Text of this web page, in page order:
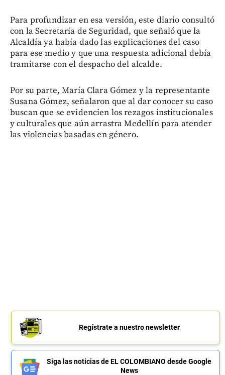
Para profundizar en esa versión, este diario consultó
con la Secretaría de Seguridad, que señaló que la
Alcaldía ya había dado las explicaciones del caso
para ese medio y que una respuesta adicional debía
tramitarse con el despacho del alcalde.
Por su parte, María Clara Gómez y la representante
Susana Gómez, señalaron que al dar conocer su caso
buscan que se evidencien los rezagos institucionales
y culturales que aún arrastra Medellín para atender
las violencias basadas en género.
Regístrate a nuestro newsletter
Siga las noticias de EL COLOMBIANO desde Google
News